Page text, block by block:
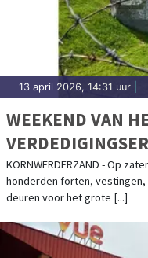
13 april 2026, 14:31 uur
WEEKEND VAN
KORNWERDERZAND - Op
honderden forten, vestingen,
deuren voor het grote [...]